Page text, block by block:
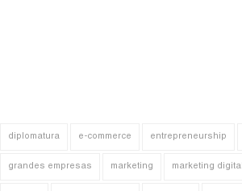
diplomatura e-commerce entrepreneurship
grandes empresas marketing marketing digital